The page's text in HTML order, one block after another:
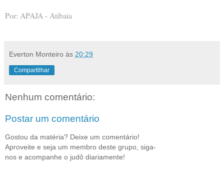
Por: APAJA - Atibaia
Everton Monteiro às 20:29
Compartilhar
Nenhum comentário:
Postar um comentário
Gostou da matéria? Deixe um comentário!
Aproveite e seja um membro deste grupo, siga-
nos e acompanhe o judô diariamente!